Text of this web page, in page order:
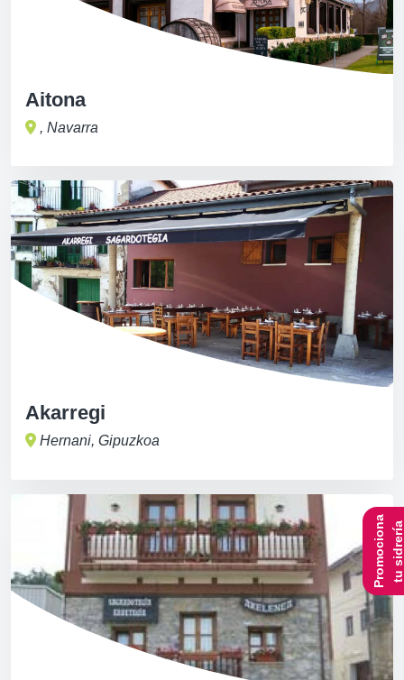
Promocionatu sidrería
Aitona
, Navarra
Akarregi
Hernani, Gipuzkoa